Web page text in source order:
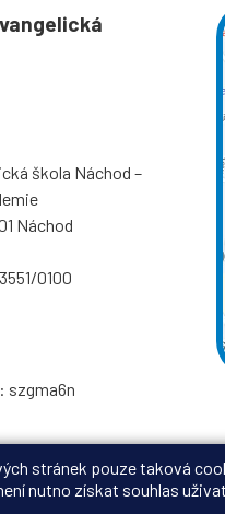
škola Náchod –
Náchod
0100
szgma6n
stránek pouze taková
nutno získat souhlas